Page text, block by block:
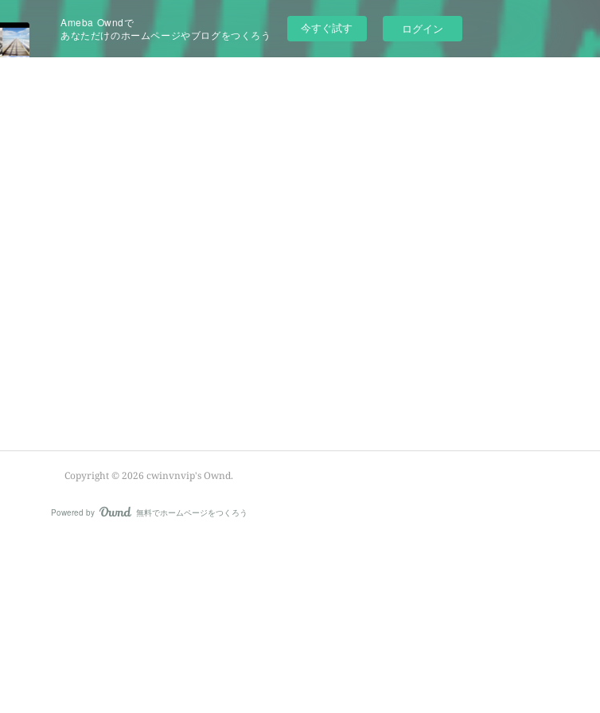
Ameba Owndで
あなただけのホームページやブログをつくろう
今すぐ試す ログイン
Copyright ©2026 cwinvnvip's Ownd.
Powered by AmebaOwnd
無料でホームページをつくろう